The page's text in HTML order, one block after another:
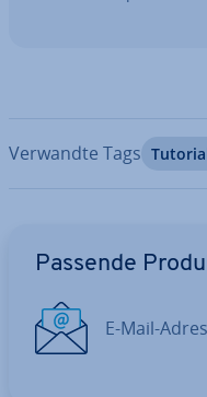
Verwandte Tags
Passende
E-Mail-